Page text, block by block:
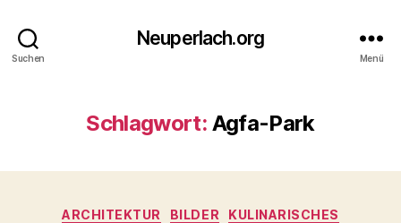
Suchen
Neuperlach.org
Menü
Schlagwort: Agfa-Park
Kategorien
ARCHITEKTUR BILDER
KULINARISCHES